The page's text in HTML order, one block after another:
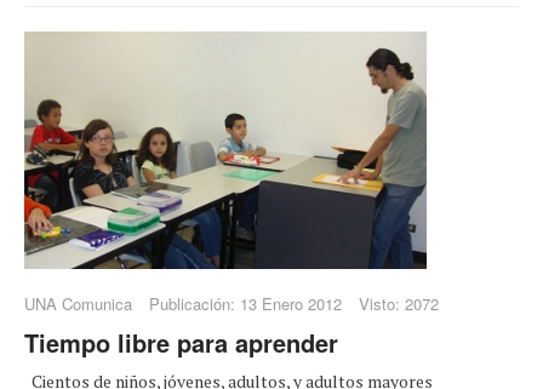
UNA Comunica Publicación: 13 Enero 2012 Visto: 2072
Tiempo libre para aprender
Cientos de niños, jóvenes, adultos, y adultos mayores